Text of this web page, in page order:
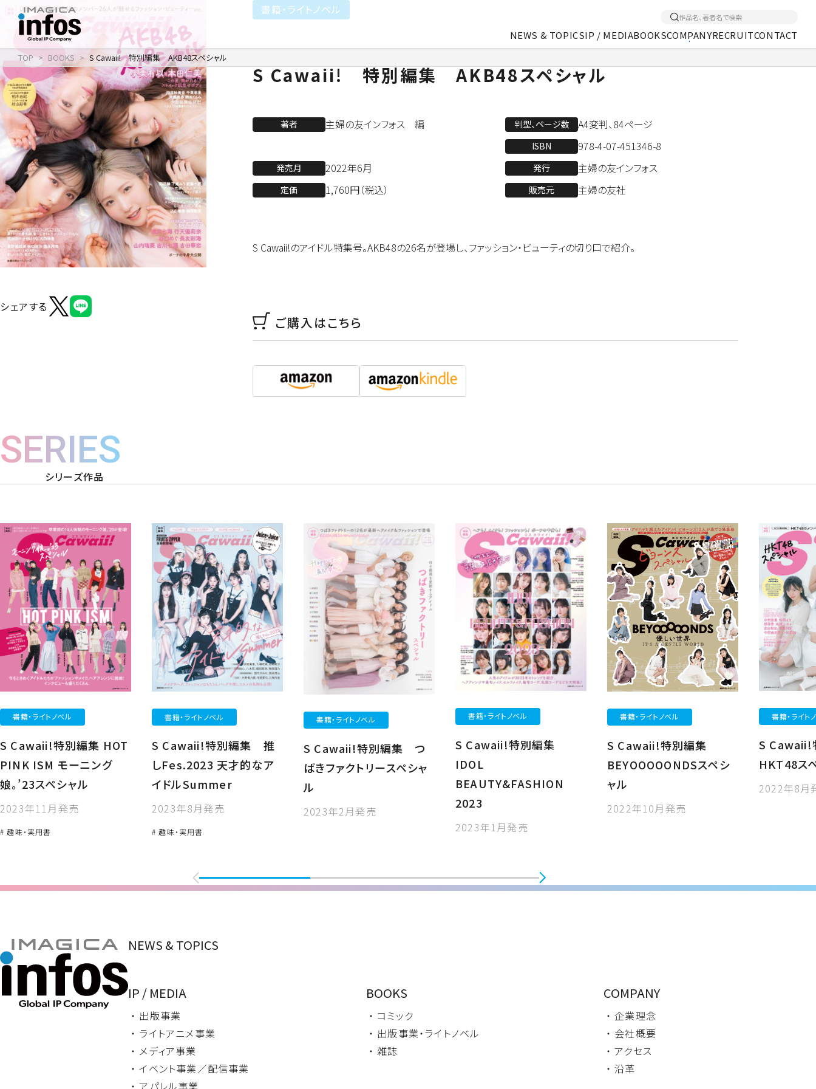
NEWS & TOPICSIP / MEDIA
IP / MEDIA
事業紹介
出版事業 ライトアニメ事業 メディア事業
イベント事業／配信事業
BOOKSCOMPANY
COMPANY
会社情報
企業理念 会社概要 アクセス
沿革
RECRUIT
RECRUIT
採用情報
新卒採用 中途・アルバイト採用 よくあるご質問
CONTACT
TOP BOOKS S Cawaii! 特別編集 AKB48スペシャル
シェアする
書籍・ライトノベル
S Cawaii! 特別編集 AKB48スペシャル
著者 主婦の友インフォス 編 判型、ページ数 A4変判、84ページ
ISBN 978-4-07-451346-8
発行 主婦の友インフォス
発売月 2022年6月
販売元 主婦の友社
定価 1,760円（税込）
S Cawaii!のアイドル特集号。AKB48の26名が登場し、ファッション・ビューティの切り口で紹介。
ご購入はこちら
SERIES
シリーズ作品
書籍・ライトノベル
S Cawaii!特別編集 HOT
PINK ISM モーニング
娘。’23スペシャル
2023年11月発売
# 趣味・実用書
書籍・ライトノベル
S Cawaii!特別編集 推
しFes.2023 天才的なア
イドルSummer
2023年8月発売
# 趣味・実用書
書籍・ライトノベル
S Cawaii!特別編集 つ
ばきファクトリースペシャ
ル
2023年2月発売
書籍・ライトノベル
S Cawaii!特別編集
IDOL
BEAUTY&FASHION
2023
2023年1月発売
書籍・ライトノベル
S Cawaii!特別編集
BEYOOOOONDSスペシ
ャル
2022年10月発売
書籍・ライト
S Cawaii!
HKT48ス
2022年8月
NEWS & TOPICS
IP / MEDIA
・ 出版事業
・ ライトアニメ事業
・ メディア事業
・ イベント事業／配信事業
・ アパレル事業
BOOKS
・ コミック
・ 出版事業・ライトノベル
・ 雑誌
COMPANY
・ 企業理念
・ 会社概要
・ アクセス
・ 沿革